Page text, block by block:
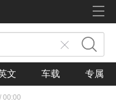
文 车载 专属
/ 00:00